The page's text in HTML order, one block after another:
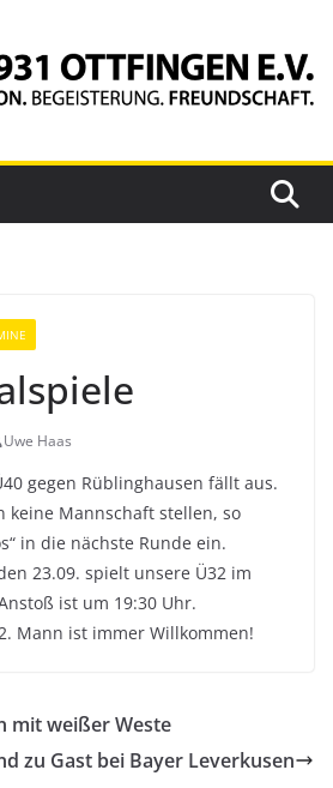
Uwe Haas
gegen Rüblinghausen fällt aus.
keine Mannschaft stellen, so
in die nächste Runde ein.
23.09. spielt unsere Ü32 im
ist um 19:30 Uhr.
Mann ist immer Willkommen!
mit weißer Weste
zu Gast bei Bayer Leverkusen